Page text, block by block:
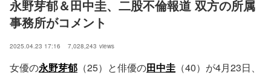
永野芽郁＆田中圭、二股不倫報道 双方の所属
事務所がコメント
2025.04.23 17:16 7,028,243 views
女優の永野芽郁 （25）と俳優の田中圭 （40）が4月23日、